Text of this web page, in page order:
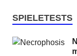
SPIELETESTS